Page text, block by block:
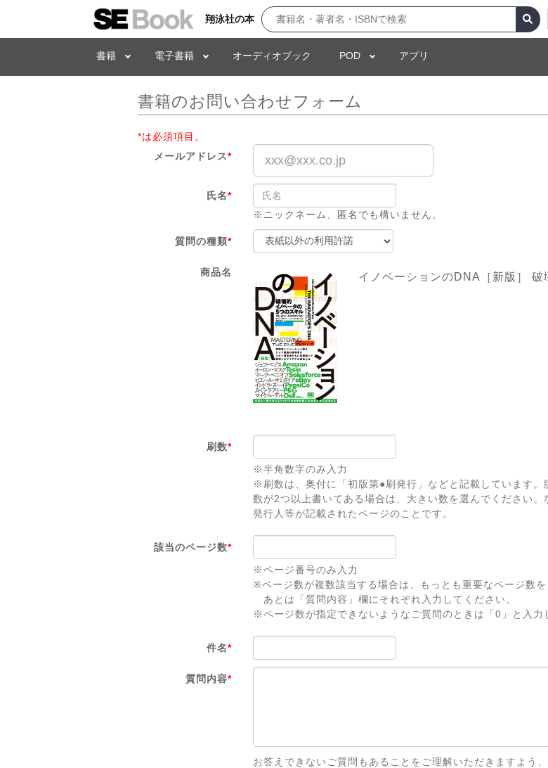
翔泳社の本
書籍 電子書籍 オーディオブック POD アプリ
書籍のお問い合わせフォーム
*は必須項目。
メールアドレス*
氏名*
※ニックネーム、匿名でも構いません。
質問の種類*
商品名 イノベーションのDNA［新版］
刷数*
※半角数字のみ入力
※刷数は、奥付に「初版第●刷発行」などと記載しています
数が2つ以上書いてある場合は、大きい数を選んでください
発行人等が記載されたページのことです。
該当のページ数*
※ページ番号のみ入力
※ページ数が複数該当する場合は、もっとも重要なページ数を
あとは「質問内容」欄にそれぞれ入力してください。
※ページ数が指定できないようなご質問のときは「0」と入力
件名*
質問内容*
お答えできないご質問もあることをご理解いただきますよう